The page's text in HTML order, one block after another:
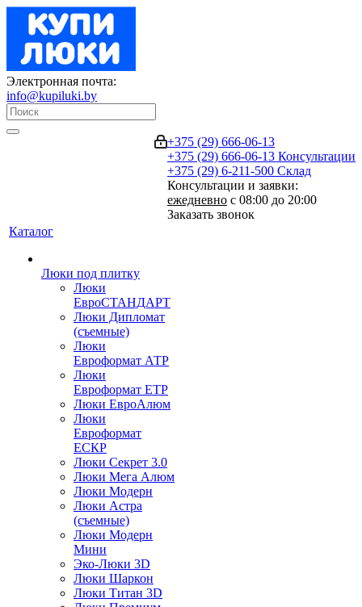
Электронная почта:
info@kupiluki.by
+375 (29) 666-06-13
+375 (29) 666-06-13 Консультации
+375 (29) 6-211-500 Склад
Консультации и заявки:
ежедневно с 08:00 до 20:00
Заказать звонок
Каталог
Люки под плитку
Люки
ЕвроСТАНДАРТ
Люки Дипломат
(съемные)
Люки
Евроформат АТР
Люки
Евроформат ЕТР
Люки ЕвроАлюм
Люки
Евроформат
ЕСКР
Люки Секрет 3.0
Люки Мега Алюм
Люки Модерн
Люки Астра
(съемные)
Люки Модерн
Мини
Эко-Люки 3D
Люки Шаркон
Люки Титан 3D